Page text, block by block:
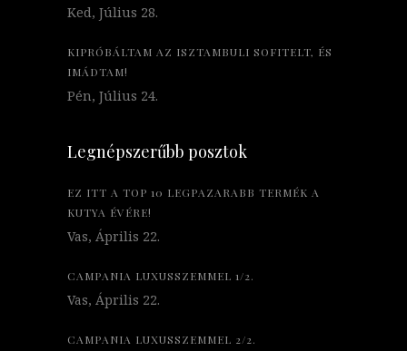
Ked, Július 28.
KIPRÓBÁLTAM AZ ISZTAMBULI SOFITELT, ÉS
IMÁDTAM!
Pén, Július 24.
Legnépszerűbb posztok
EZ ITT A TOP 10 LEGPAZARABB TERMÉK A
KUTYA ÉVÉRE!
Vas, Április 22.
CAMPANIA LUXUSSZEMMEL 1/2.
Vas, Április 22.
CAMPANIA LUXUSSZEMMEL 2/2.